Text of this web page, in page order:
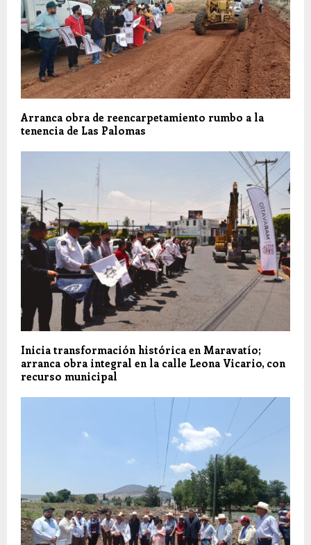
Arranca obra de reencarpetamiento rumbo a la
tenencia de Las Palomas
Inicia transformación histórica en Maravatío;
arranca obra integral en la calle Leona Vicario, con
recurso municipal